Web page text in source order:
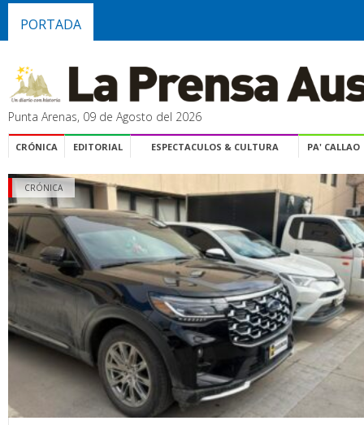
PORTADA
Punta Arenas, 09 de Agosto del 2026
CRÓNICA EDITORIAL ESPECTACULOS & CULTURA PA' CALLAO
CRÓNICA